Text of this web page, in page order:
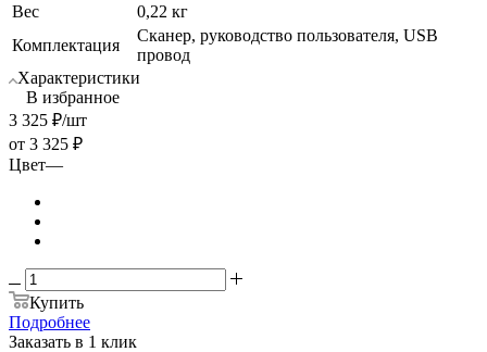
Вес
0,22 кг
Комплектация
Сканер, руководство пользователя, USB
провод
Характеристики
В избранное
3 325 ₽/шт
от 3 325 ₽
Цвет—
Купить
Подробнее
Заказать в 1 клик